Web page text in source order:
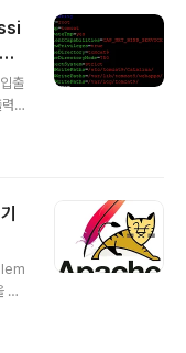
싼 돈이 들기 때문에 나
필요가 없는데, 이 때
수 있..
출
이